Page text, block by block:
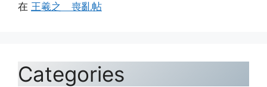
在 王羲之 喪亂帖
Categories